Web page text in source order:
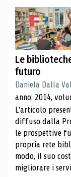
Le
futuro
Daniela Dalla
anno: 2014,
L'articolo
diffuso dalla
le prospettive
propria rete
modo, il suo
migliorare i